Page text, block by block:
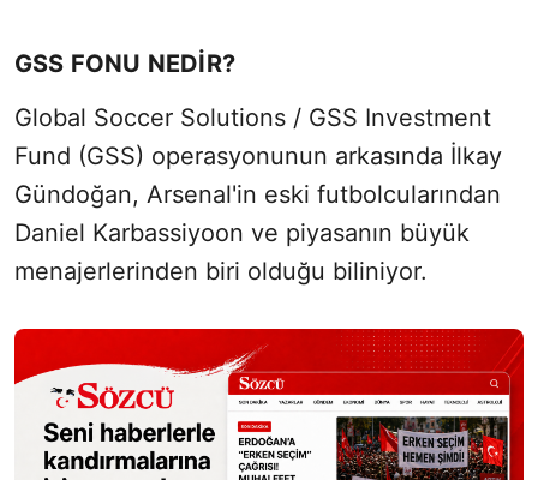
GSS FONU NEDİR?
Global Soccer Solutions / GSS Investment
Fund (GSS) operasyonunun arkasında İlkay
Gündoğan, Arsenal'in eski futbolcularından
Daniel Karbassiyoon ve piyasanın büyük
menajerlerinden biri olduğu biliniyor.